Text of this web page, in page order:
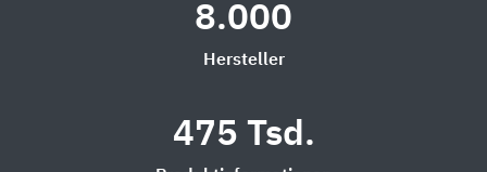
8.000
Hersteller
475 Tsd.